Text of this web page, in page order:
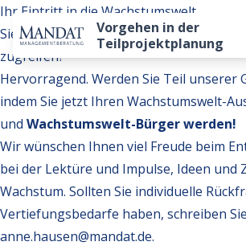
Vorgehen in der
Teilprojektplanung
Ihr Eintritt in die Wachstumswelt
Sie möchten auf weitere Inhalte der
zugreifen?
Hervorragend. Werden Sie Teil unserer
indem Sie jetzt Ihren Wachstumswelt-
und Wachstumswelt-Bürger werden!
Wir wünschen Ihnen viel Freude beim
bei der Lektüre und Impulse, Ideen
Wachstum. Sollten Sie individuelle
Vertiefungsbedarfe haben, schreiben
anne.hausen@mandat.de.